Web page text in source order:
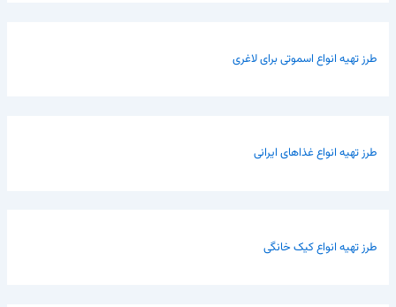
طرز تهیه انواع اسموتی برای لاغری
طرز تهیه انواع غذاهای ایرانی
طرز تهیه انواع کیک خانگی